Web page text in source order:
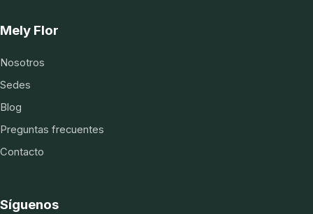
Mely Flor
Nosotros
Sedes
Blog
Preguntas frecuentes
Contacto
Síguenos